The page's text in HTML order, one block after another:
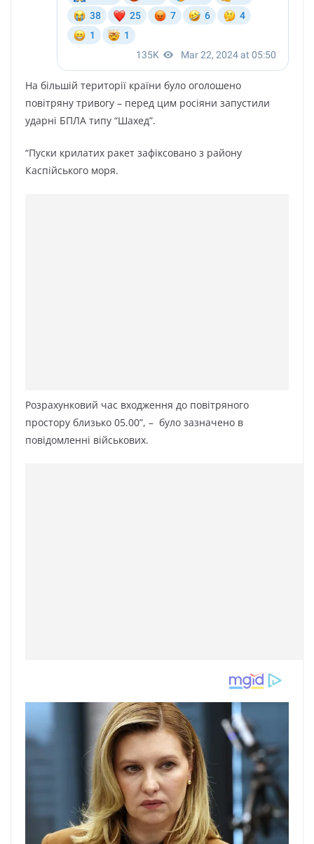
На більшій території країни було оголошено
повітряну тривогу – перед цим росіяни запустили
ударні БПЛА типу “Шахед”.
“Пуски крилатих ракет зафіксовано з району
Каспійського моря.
Розрахунковий час входження до повітряного
простору близько 05.00”, – було зазначено в
повідомленні військових.